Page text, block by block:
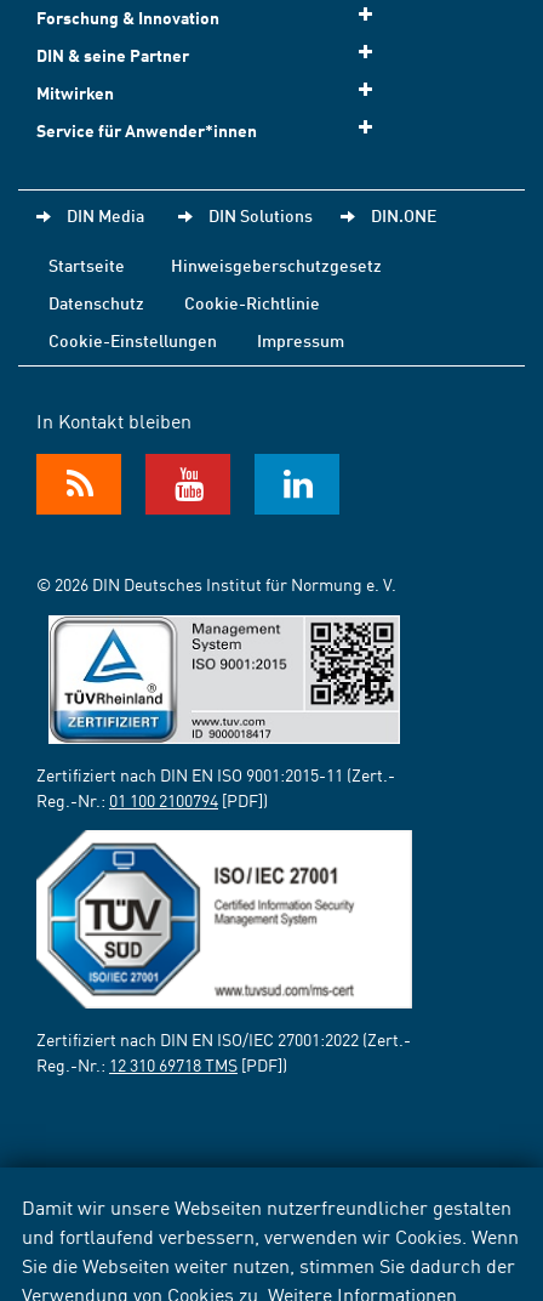
Damit wir unsere Webseiten nutzerfreundlicher gestalten
und fortlaufend verbessern, verwenden wir Cookies. Wenn
Sie die Webseiten weiter nutzen, stimmen Sie dadurch der
Verwendung von Cookies zu. Weitere Informationen
Forschung & Innovation
DIN & seine Partner
Mitwirken
Service für Anwender*innen
DIN Media DIN Solutions DIN.ONE
Startseite
Hinweisgeberschutzgesetz
Datenschutz
Cookie-Richtlinie
Cookie-Einstellungen
Impressum
In Kontakt bleiben
© 2026 DIN Deutsches Institut für Normung e. V.
Zertifiziert nach DIN EN ISO 9001:2015-11 (Zert.-
Reg.-Nr.: 01 100 2100794 [PDF])
Zertifiziert nach DIN EN ISO/IEC 27001:2022 (Zert.-
Reg.-Nr.: 12 310 69718 TMS [PDF])